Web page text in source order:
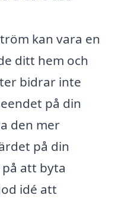
kan vara en
ditt hem och
bidrar inte
på din
den mer
på din
att byta
idé att